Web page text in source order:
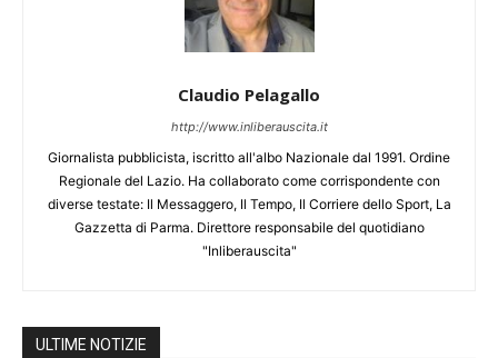
Claudio Pelagallo
http://www.inliberauscita.it
Giornalista pubblicista, iscritto all'albo Nazionale dal 1991. Ordine
Regionale del Lazio. Ha collaborato come corrispondente con
diverse testate: Il Messaggero, Il Tempo, Il Corriere dello Sport, La
Gazzetta di Parma. Direttore responsabile del quotidiano
"Inliberauscita"
ULTIME NOTIZIE